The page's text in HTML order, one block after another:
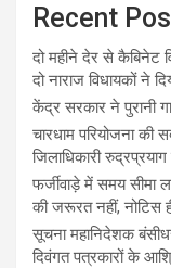
Recent
दो महीने देर से कैबिनेट
दो नाराज विधायकों ने
केंद्र सरकार ने पुरानी
चारधाम परियोजना की
जिलाधिकारी
फर्जीवाड़े में समय सीमा
की जरूरत नहीं, नोटिस
सूचना महानिदेशक
दिवंगत पत्रकारों के